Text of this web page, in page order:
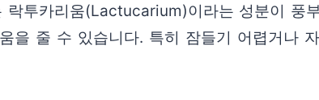
투카리움(Lactucarium)이라는 성분이 풍
을 줄 수 있습니다. 특히 잠들기 어렵거나